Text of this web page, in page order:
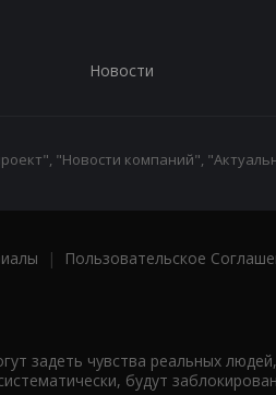
Новости
"Новости компаний",
| Пользовательское
задеть чувства реальных
будут